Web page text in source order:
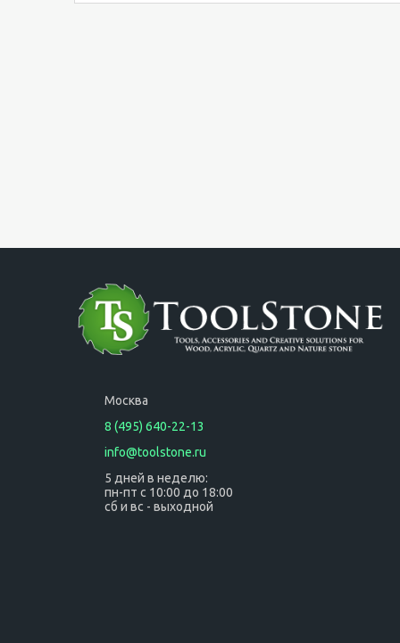
Москва
8 (495) 640-22-13
info@toolstone.ru
5 дней в неделю:
пн-пт с 10:00 до 18:00
сб и вс - выходной